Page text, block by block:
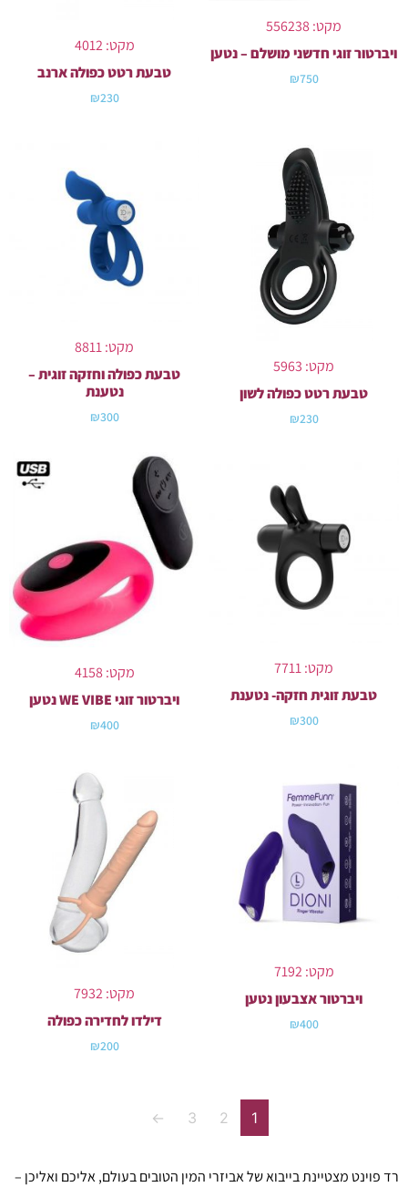
מקט: 556238
ויברטור זוגי חדשני מושלם – נטען
₪750
מקט: 4012
טבעת רטט כפולה ארנב
₪230
מקט: 5963
טבעת רטט כפולה לשון
₪230
מקט: 8811
טבעת כפולה וחזקה זוגית –
נטענת
₪300
מקט: 7711
טבעת זוגית חזקה- נטענת
₪300
מקט: 4158
ויברטור זוגי WE VIBE נטען
₪400
מקט: 7192
ויברטור אצבעון נטען
₪400
מקט: 7932
דילדו לחדירה כפולה
₪200
1
2
3
←
רד פוינט מצטיינת בייבוא של אביזרי המין הטובים בעולם, אליכם ואליכן –